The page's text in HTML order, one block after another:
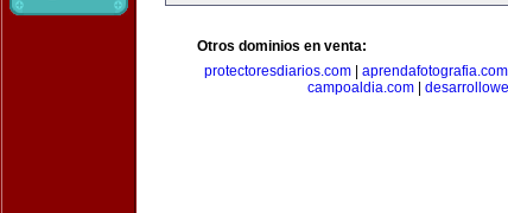
Otros dominios en venta:
protectoresdiarios.com
aprendafotografia.com
campoaldia.com